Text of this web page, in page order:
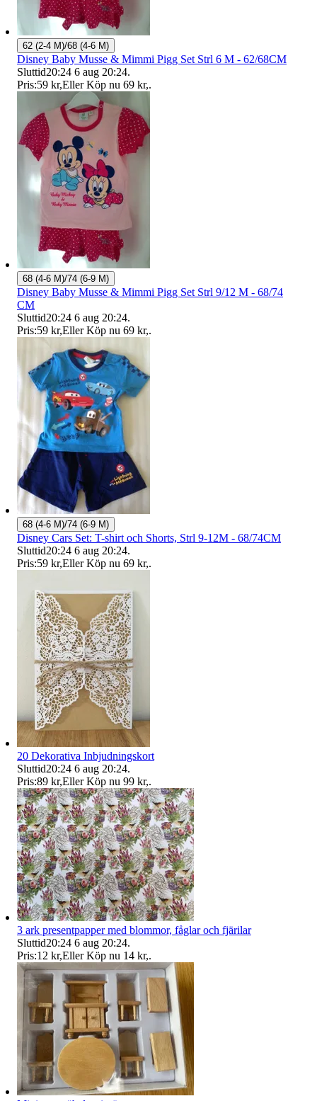
62 (2-4 M)/68 (4-6 M)
Disney Baby Musse & Mimmi Pigg Set Strl 6 M - 62/68CM
Sluttid20:24 6 aug 20:24.
Pris:59 kr,Eller Köp nu 69 kr,.
68 (4-6 M)/74 (6-9 M)
Disney Baby Musse & Mimmi Pigg Set Strl 9/12 M - 68/74
CM
Sluttid20:24 6 aug 20:24.
Pris:59 kr,Eller Köp nu 69 kr,.
68 (4-6 M)/74 (6-9 M)
Disney Cars Set: T-shirt och Shorts, Strl 9-12M - 68/74CM
Sluttid20:24 6 aug 20:24.
Pris:59 kr,Eller Köp nu 69 kr,.
20 Dekorativa Inbjudningskort
Sluttid20:24 6 aug 20:24.
Pris:89 kr,Eller Köp nu 99 kr,.
3 ark presentpapper med blommor, fåglar och fjärilar
Sluttid20:24 6 aug 20:24.
Pris:12 kr,Eller Köp nu 14 kr,.